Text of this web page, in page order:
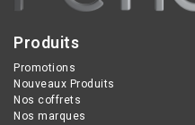
à 10% pour purifier la
peau en douceur et la
lisser visiblement
instantanément.
Produits
Promotions
Nouveaux Produits
Nos coffrets
Nos marques